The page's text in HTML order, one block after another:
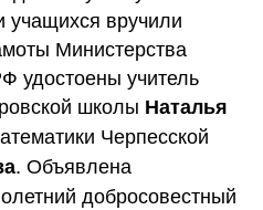
учащихся вручили
Министерства
удостоены учитель
школы Наталья
Черпесской
. Объявлена
добросовестный